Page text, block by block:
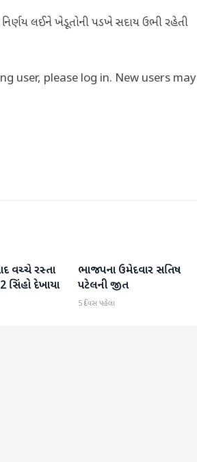
નિર્ણય લઈને ખેડૂતોની પડખે સદાય ઉભી રહેતી
user, please log in. New users may
વચ્ચે રસ્તા
સિંહો દેખાયા
ગુજરાત
ભાજપના ઉમેદવાર સતિષ
પટેલની જીત
5 દિવસ પહેલા